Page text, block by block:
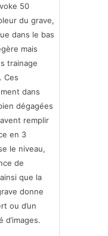
50
du grave,
dans le bas
mais
trainage
Ces
dans
dégagées
remplir
en 3
le niveau,
de
que la
donne
ou d’un
d’images.